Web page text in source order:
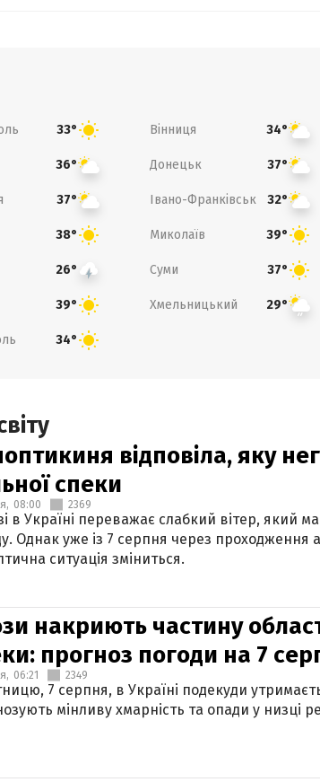
33° Вінниця 34°
36° Донецьк 37°
37° Івано-Франківськ 32°
38° Миколаїв 39°
26° Суми 37°
39° Хмельницький 29°
34°
відповіла, яку
спеки
08:00 2369
в Україні переважає слабкий вітер, який
Однак уже із 7 серпня через
ситуація зміниться.
накриють частину
прогноз погоди на 7
06:21 2349
7 серпня, в Україні подекуди
мінливу хмарність та опади у низці